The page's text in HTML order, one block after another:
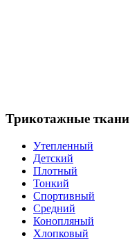
Трикотажные ткани
Утепленный
Детский
Плотный
Тонкий
Спортивный
Средний
Конопляный
Хлопковый